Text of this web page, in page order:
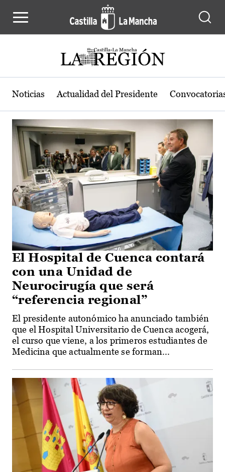
Actualidad de la región de Castilla-
Noticias Actualidad del Presidente
El Hospital de Cuenca contará
con una Unidad de
Neurocirugía que será
“referencia regional”
El presidente autonómico ha anunciado también
que el Hospital Universitario de Cuenca acogerá,
el curso que viene, a los primeros estudiantes de
Medicina que actualmente se forman...